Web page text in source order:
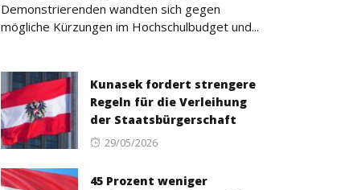
Demonstrierenden wandten sich gegen
mögliche Kürzungen im Hochschulbudget und...
Kunasek fordert strengere
Regeln für die Verleihung
der Staatsbürgerschaft
Posted
29/05/2026
45 Prozent weniger